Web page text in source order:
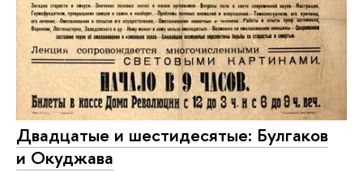
Двадцатые и шестидесятые: Булгаков
и Окуджава